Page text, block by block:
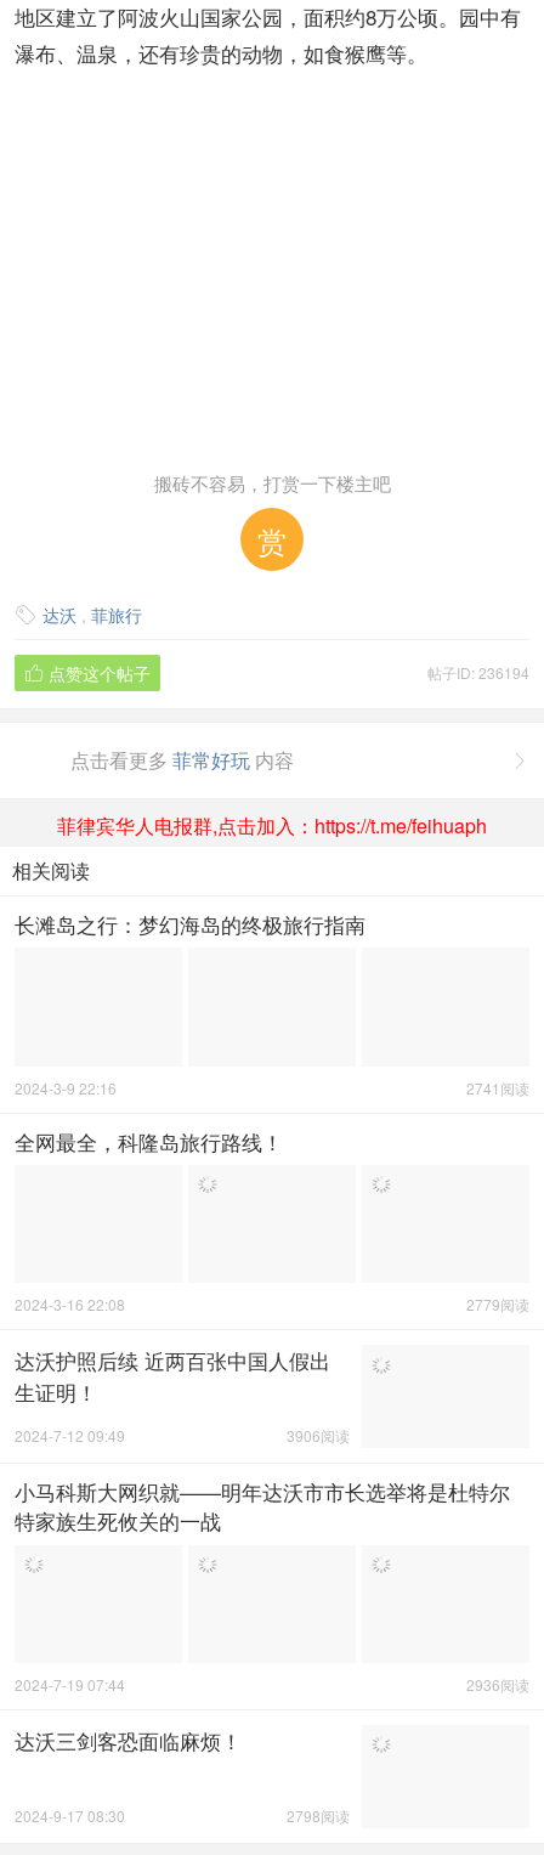
地区建立了阿波火山国家公园，面积约8万公顷。园中有
瀑布、温泉，还有珍贵的动物，如食猴鹰等。
搬砖不容易，打赏一下楼主吧
赏
 达沃 , 菲旅行
帖子ID: 236194
 点赞这个帖子

点击看更多 菲常好玩 内容
菲律宾华人电报群,点击加入：https://t.me/feihuaph
相关阅读
长滩岛之行：梦幻海岛的终极旅行指南
2741阅读
2024-3-9 22:16
全网最全，科隆岛旅行路线！
2779阅读
2024-3-16 22:08
达沃护照后续 近两百张中国人假出
生证明！
3906阅读
2024-7-12 09:49
小马科斯大网织就——明年达沃市市长选举将是杜特尔
特家族生死攸关的一战
2936阅读
2024-7-19 07:44
达沃三剑客恐面临麻烦！
2798阅读
2024-9-17 08:30